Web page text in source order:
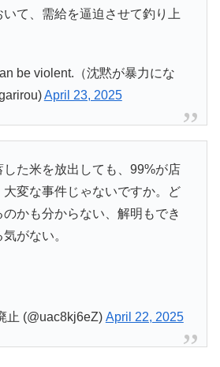
て、需給を逼迫させて釣り上
be violent.（沈黙が暴力にな
April 23, 2025
した米を放出しても、99%が店
変な事件じゃないですか。ど
かも分からない、解明もでき
がない。
止 (@uac8kj6eZ) April 22, 2025